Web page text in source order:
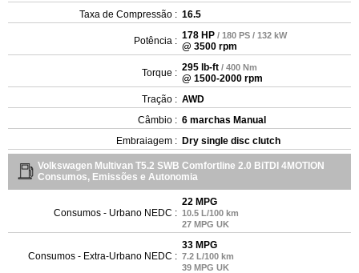
Taxa de Compressão : 16.5
Potência : 178 HP / 180 PS / 132 kW
@ 3500 rpm
Torque : 295 lb-ft / 400 Nm
@ 1500-2000 rpm
Tração : AWD
Câmbio : 6 marchas Manual
Embraiagem : Dry single disc clutch
Volkswagen Multivan T5.2 SWB Comfortline 2.0 BiTDI 4MOTION
Consumos, Emissões e Autonomia
Consumos - Urbano NEDC :
22 MPG
10.5 L/100 km
27 MPG UK
Consumos - Extra-Urbano NEDC :
33 MPG
7.2 L/100 km
39 MPG UK